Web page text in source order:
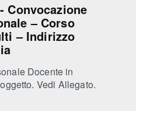
Convocazione
– Corso
– Indirizzo
Docente in
Vedi Allegato.